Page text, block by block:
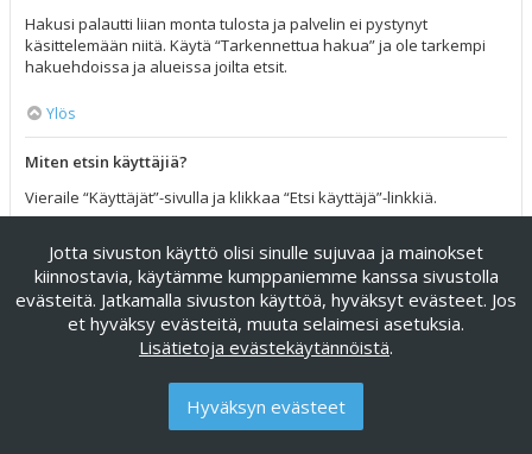
Hakusi palautti liian monta tulosta ja palvelin ei pystynyt
käsittelemään niitä. Käytä “Tarkennettua hakua” ja ole tarkempi
hakuehdoissa ja alueissa joilta etsit.
Ylös
Miten etsin käyttäjiä?
Vieraile “Käyttäjät”-sivulla ja klikkaa “Etsi käyttäjä”-linkkiä.
Ylös
Miten löydän omat viestini ja viestiketjuni?
Omat viestisi näet klikkaamalla “Katso omia viestejäsi”-linkkiä
omissa asetuksissa tai klikkaamalla “Etsi käyttäjän viesteistä”-
foorumin ylälaidassa. Etsiäksesi omia viestiketjuja, käytä
tarkennettua hakua ja täytä sen hakuehdot haluamallasi tavalla.
Jotta sivuston käyttö olisi sinulle sujuvaa ja mainokset
kiinnostavia, käytämme kumppaniemme kanssa sivustolla
evästeitä. Jatkamalla sivuston käyttöä, hyväksyt evästeet. Jos
et hyväksy evästeitä, muuta selaimesi asetuksia.
Lisätietoja evästekäytännöistä.
Hyväksyn evästeet